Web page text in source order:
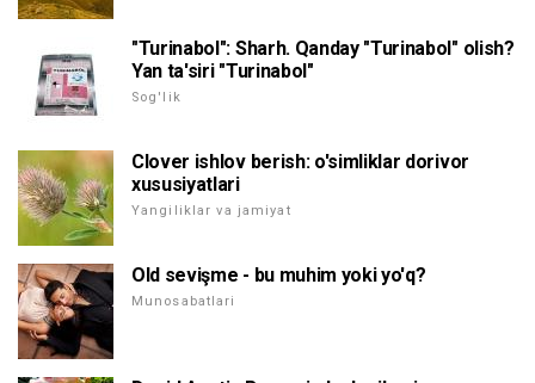
"Turinabol": Sharh. Qanday "Turinabol" olish?
Yan ta'siri "Turinabol"
Sog'lik
Clover ishlov berish: o'simliklar dorivor
xususiyatlari
Yangiliklar va jamiyat
Old sevişme - bu muhim yoki yo'q?
Munosabatlari